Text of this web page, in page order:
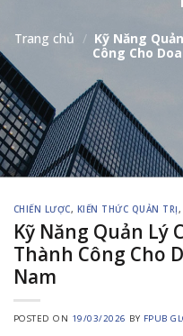
Trang chủ / Kỹ Năng
Công Cho
CHIẾN LƯỢC, KIẾN THỨC QUẢN TRỊ,
Kỹ Năng Quản Lý
Thành Công Cho
Nam
POSTED ON 19/03/2026 BY FPUB